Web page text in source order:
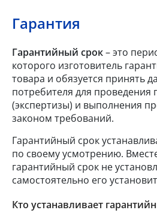
Гарантия
Гарантийный срок– это
которого изготовитель
товара и обязуется принять
потребителя для проведения
(экспертизы) и выполнения
законом требований.
Гарантийный срок
по своему усмотрению.
гарантийный срок не
самостоятельно его
Кто устанавливает